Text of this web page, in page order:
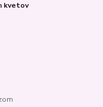
kvetov